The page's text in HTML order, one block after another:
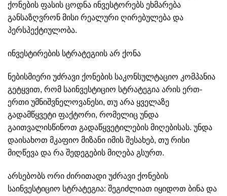
ქონების ფასის ცოდნა ინვესტორებს ეხმარება
განსაზღვრონ მისი რეალური ღირებულება და
პერსპექტიულობა.
ინვესტირების სტრატეგიის არ ქონა
ნებისმიერი უძრავი ქონების საკონსულტაციო კომპანია
გეტყვით, რომ საინვესტიციო სტრატეგია არის ერთ-
ერთი უმნიშვნელოვანესი, თუ არა ყველაზე
გადამწყვეტი ფაქტორი, რომელიც უნდა
გაითვალისწინოთ გადაწყვეტილების მიღებისას. უნდა
დაისახოთ მკაფიო მიზანი იმის შესახებ, თუ რისი
მიღწევა და რა შედეგების მიღება გსურთ.
არსებობს ორი ძირითადი უძრავი ქონების
საინვესტიციო სტრატეგია: შეგიძლიათ იყიდოთ ბინა და